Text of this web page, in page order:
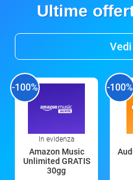
Ultime
-100%
In evidenza
Amazon Music
Unlimited GRATIS
30gg
-100%